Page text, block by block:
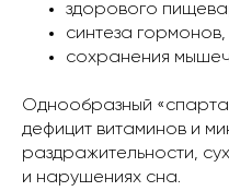
здорового
синтеза гормонов,
сохранения
Однообразный
дефицит витаминов и
раздражительности,
и нарушениях сна.